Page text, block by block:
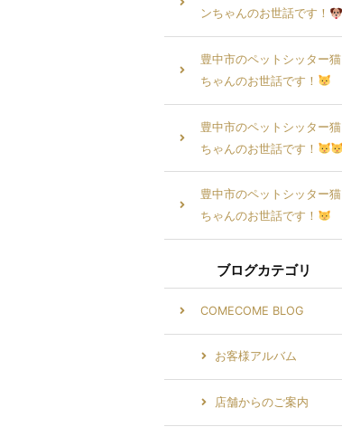
ンちゃんのお世話です！
豊中市のペットシッター猫
ちゃんのお世話です！
豊中市のペットシッター猫
ちゃんのお世話です！
豊中市のペットシッター猫
ちゃんのお世話です！
ブログカテゴリ
COMECOME BLOG
お客様アルバム
店舗からのご案内